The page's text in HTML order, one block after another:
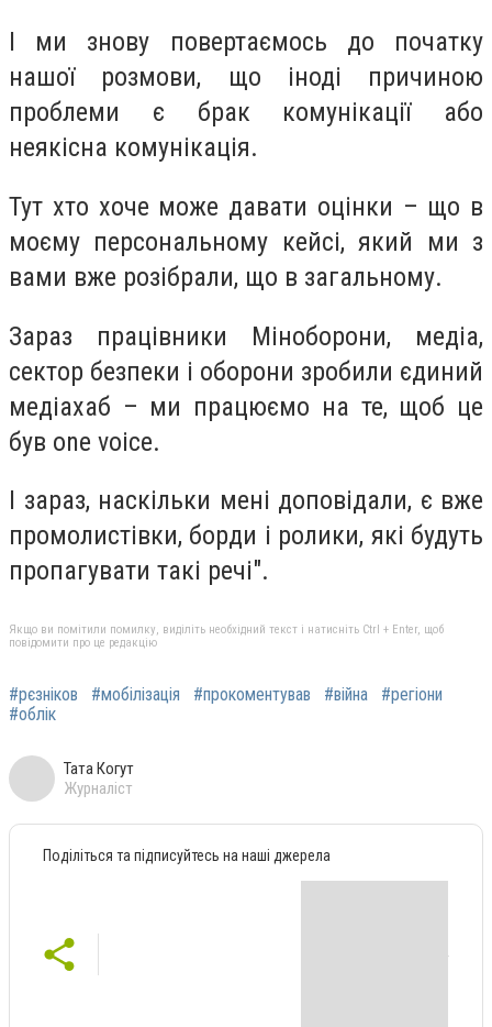
І ми знову повертаємось до початку
нашої розмови, що іноді причиною
проблеми є брак комунікації або
неякісна комунікація.
Тут хто хоче може давати оцінки – що в
моєму персональному кейсі, який ми з
вами вже розібрали, що в загальному.
Зараз працівники Міноборони, медіа,
сектор безпеки і оборони зробили єдиний
медіахаб – ми працюємо на те, щоб це
був one voice.
І зараз, наскільки мені доповідали, є вже
промолистівки, борди і ролики, які будуть
пропагувати такі речі".
Якщо ви помітили помилку, виділіть необхідний текст і натисніть Ctrl + Enter, щоб
повідомити про це редакцію
#рєзніков #мобілізація #прокоментував #війна
#регіони
#облік
Тата Когут
Журналіст
Поділіться та підписуйтесь на наші джерела